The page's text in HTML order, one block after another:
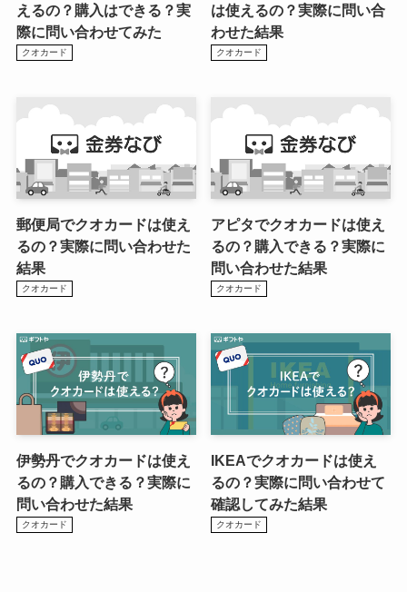
えるの？購入はできる？実
際に問い合わせてみた
クオカード
は使えるの？実際に問い合
わせた結果
クオカード
郵便局でクオカードは使え
るの？実際に問い合わせた
結果
クオカード
アピタでクオカードは使え
るの？購入できる？実際に
問い合わせた結果
クオカード
伊勢丹でクオカードは使え
るの？購入できる？実際に
問い合わせた結果
クオカード
IKEAでクオカードは使え
るの？実際に問い合わせて
確認してみた結果
クオカード